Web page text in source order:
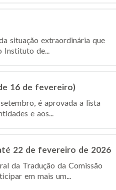
situação extraordinária que
Instituto de...
16 de fevereiro)
é aprovada a lista
e aos...
22 de fevereiro de 2026
da Tradução da Comissão
em mais um...